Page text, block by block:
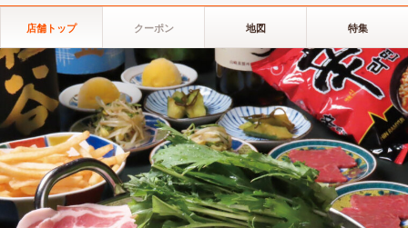
店舗トップ クーポン 地図 特集